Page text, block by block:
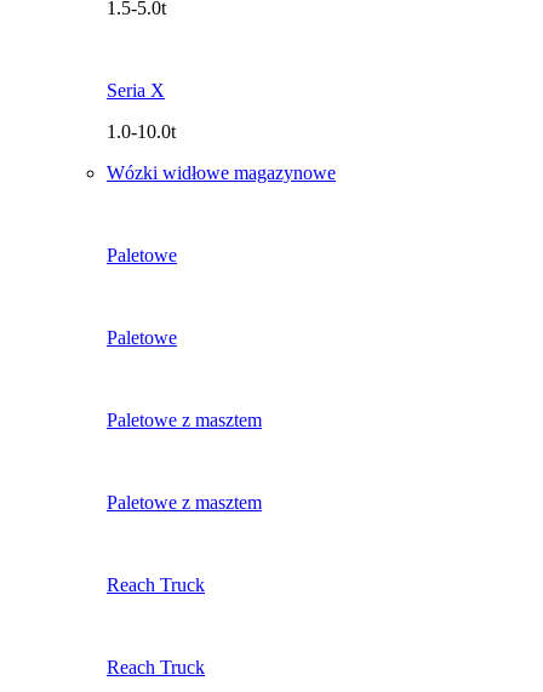
1.5-5.0t
Seria X
1.0-10.0t
Wózki widłowe magazynowe
Paletowe
Paletowe
Paletowe z masztem
Paletowe z masztem
Reach Truck
Reach Truck